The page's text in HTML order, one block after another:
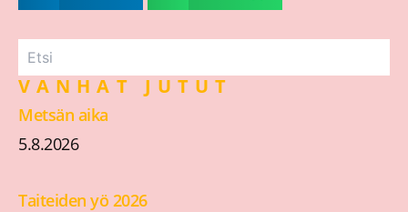
VANHAT JUTUT
Metsän aika
5.8.2026
Taiteiden yö 2026